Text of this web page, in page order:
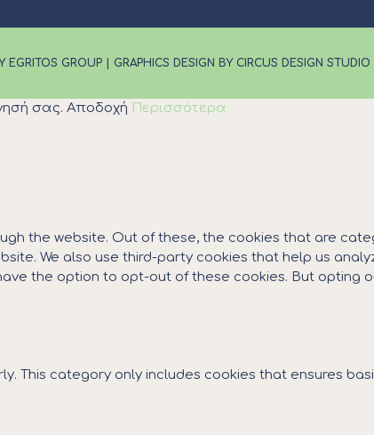
EGRITOS GROUP GRAPHICS DESIGN BY CIRCUS DESIGN STUDIO
σας. Αποδοχή Περισσότερα
the website. Out of these, the cookies that are
We also use third-party cookies that help us
the option to opt-out of these cookies. But
This category only includes cookies that ensures